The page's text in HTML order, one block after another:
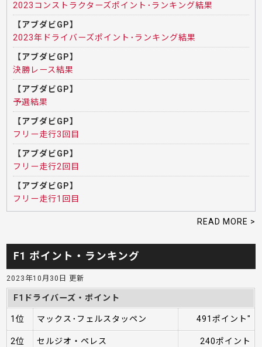
2023コンストラクターズポイント･ランキング結果
【アブダビGP】
2023年ドライバーズポイント･ランキング結果
【アブダビGP】
決勝レース結果
【アブダビGP】
予選結果
【アブダビGP】
フリー走行3回目
【アブダビGP】
フリー走行2回目
【アブダビGP】
フリー走行1回目
READ MORE >
F1 ポイント・ランキング
2023年10月30日 更新
F1ドライバーズ・ポイント
1位 マックス･フェルスタッペン 491ポイント"
2位 セルジオ・ペレス 240ポイント